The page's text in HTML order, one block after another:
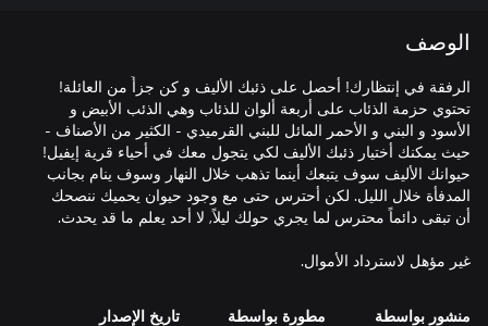
الوصف
الرفقة في إنتظارك! أحصل على ذئبك الأليف و كن جزأً من العائلة!
تحتوي حزمة الذئاب على أربعة ألوان للذئاب وهي الذئب الأبيض و
الأسود و البني و الأحمر المائل للبني القرميدي - الكثير من الأصناف -
حيث يمكنك أختيار ذئبك الأليف لكي يتجول معك في أحياء قرية إيفيل!
حيوانك الأليف سوف يتبعك أينما تذهب خلال النهار وسوف ينام بجانب
المدفأة خلال الليل. لكن أحترس حتى مع وجود حيوان يحميك ننصحك
غير مؤهل لاسترداد الأموال.
منشور بواسطة مطورة بواسطة تاريخ الإصدار